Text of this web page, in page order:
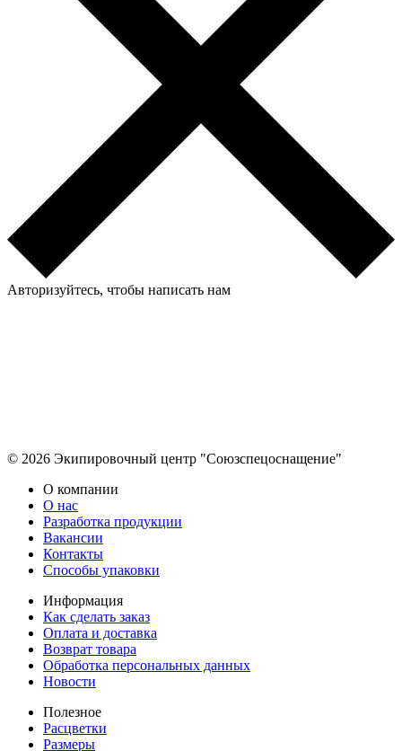
Авторизуйтесь, чтобы написать нам
© 2026 Экипировочный центр "Союзспецоснащение"
О компании
О нас
Разработка продукции
Вакансии
Контакты
Способы упаковки
Информация
Как сделать заказ
Оплата и доставка
Возврат товара
Обработка персональных данных
Новости
Полезное
Расцветки
Размеры